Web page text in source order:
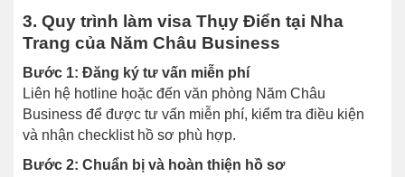
3. Quy trình làm visa Thụy Điển tại Nha
Trang của Năm Châu Business
Bước 1: Đăng ký tư vấn miễn phí
Liên hệ hotline hoặc đến văn phòng Năm Châu
Business để được tư vấn miễn phí, kiểm tra điều kiện
và nhận checklist hồ sơ phù hợp.
Bước 2: Chuẩn bị và hoàn thiện hồ sơ